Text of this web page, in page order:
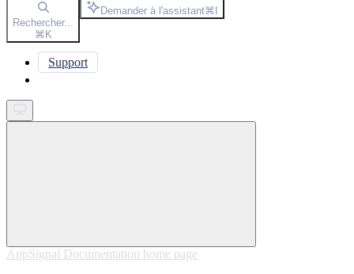
Rechercher...
⌘K
Demander à l'assistant⌘I
Support
AppSignal Documentation home page